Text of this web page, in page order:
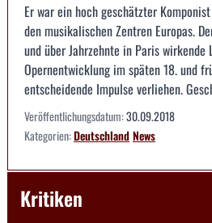
Er war ein hoch geschätzter
den musikalischen Zentren Europas.
und über Jahrzehnte in Paris
Opernentwicklung im späten 18. und
entscheidende Impulse verliehen.
Veröffentlichungsdatum:30.09.2018
Kategorien:DeutschlandNews
Kritiken